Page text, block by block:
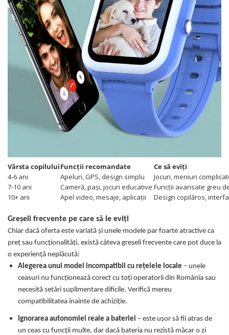
Vârsta copiluluiFuncții recomandate
Ce să eviți
4-6 ani
Apeluri, GPS, design simplu
Jocuri, meniuri
7-10 ani
Cameră, pași, jocuri educative Funcții avansate greu
10+ ani
Apel video, mesaje, aplicații Design copilăros,
Greșeli frecvente pe care să le eviți
Chiar dacă oferta este variată și unele modele par foarte atractive ca
preț sau funcționalități, există câteva greșeli frecvente care pot duce la
o experiență neplăcută:
Alegerea unui model incompatibil cu rețelele locale – unele
ceasuri nu funcționează corect cu toți operatorii din România sau
necesită setări suplimentare dificile. Verifică mereu
compatibilitatea înainte de achiziție.
Ignorarea autonomiei reale a bateriei – este ușor să fii atras de
un ceas cu funcții multe, dar dacă bateria nu rezistă măcar o zi